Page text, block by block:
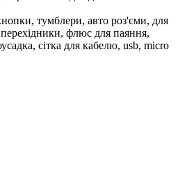
тумблери, авто роз'єми, для
флюс для паяння,
сітка для кабелю, usb, micro